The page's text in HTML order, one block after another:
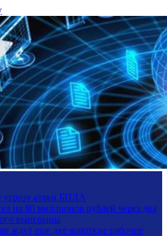
атаки БПЛА
на 80 миллионов рублей через два
выигрыша
ждут еще две короткие рабочие